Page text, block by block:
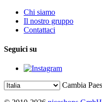
Chi siamo
Il nostro gruppo
Contattaci
Seguici su
Cambia